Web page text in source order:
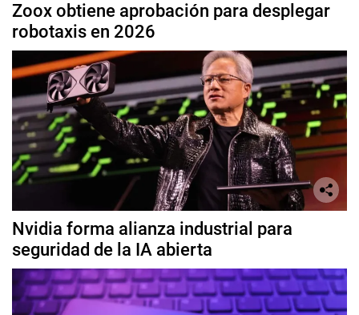
Zoox obtiene aprobación para desplegar
robotaxis en 2026
Nvidia forma alianza industrial para
seguridad de la IA abierta